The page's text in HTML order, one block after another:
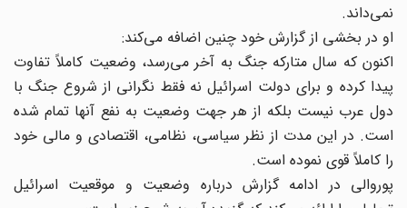
نمی‌داند.
او در بخشی از گزارش خود چنین اضافه می‌کند:
اکنون که سال متارکه جنگ به آخر می‌رسد، وضعیت کاملاً تفاوت
پیدا کرده و برای دولت اسرائیل نه فقط نگرانی از شروع جنگ با
دول عرب نیست بلکه از هر جهت وضعیت به نفع آنها تمام شده
است. در این مدت از نظر سیاسی، نظامی، اقتصادی و مالی خود
را کاملاً قوی نموده است.
پوروالی در ادامه گزارش درباره وضعیت و موقعیت اسرائیل